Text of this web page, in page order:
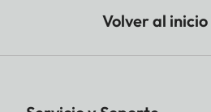
Volver al